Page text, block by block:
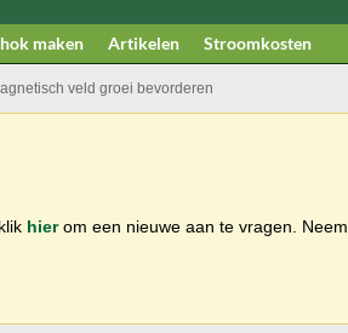
maken Artikelen Stroomkosten
veld groei bevorderen
hierom een nieuwe aan te vragen. Neem